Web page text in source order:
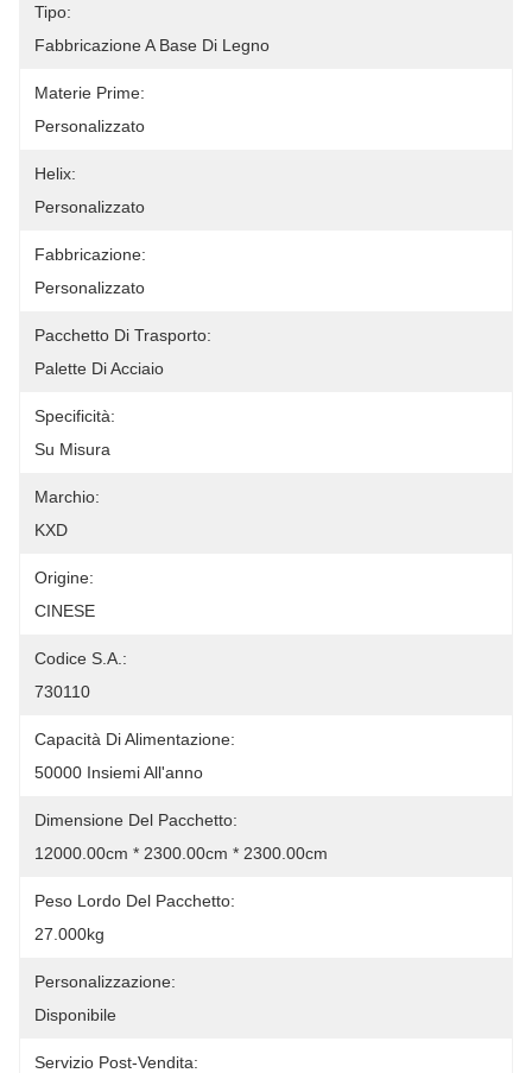
Tipo:
Fabbricazione A Base Di Legno
Materie Prime:
Personalizzato
Helix:
Personalizzato
Fabbricazione:
Personalizzato
Pacchetto Di Trasporto:
Palette Di Acciaio
Specificità:
Su Misura
Marchio:
KXD
Origine:
CINESE
Codice S.A.:
730110
Capacità Di Alimentazione:
50000 Insiemi All'anno
Dimensione Del Pacchetto:
12000.00cm * 2300.00cm * 2300.00cm
Peso Lordo Del Pacchetto:
27.000kg
Personalizzazione:
Disponibile
Servizio Post-Vendita: